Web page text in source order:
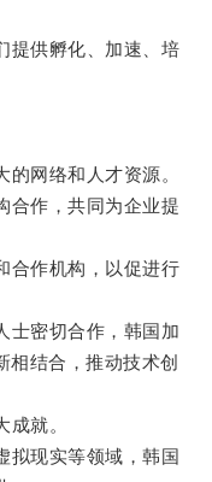
供孵化、加速、培
网络和人才资源。
作，共同为企业提
作机构，以促进行
密切合作，韩国加
相结合，推动技术创
就。
现实等领域，韩国